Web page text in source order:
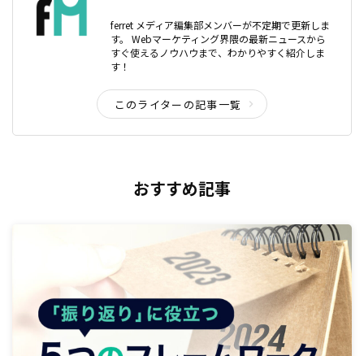
ferret メディア編集部メンバーが不定期で更新しま
す。 Webマーケティング界隈の最新ニュースから
すぐ使えるノウハウまで、わかりやすく紹介しま
す！
このライターの記事一覧
おすすめ記事